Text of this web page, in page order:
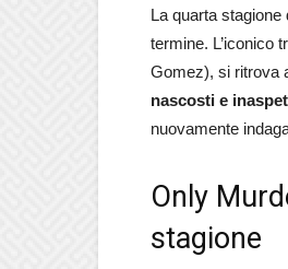
La quarta stagione
termine. L’iconico
Gomez), si ritrova
nascosti e
nuovamente
Only
stagione